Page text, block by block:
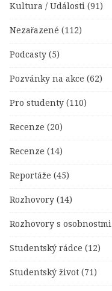
Kultura / Události (91)
Nezařazené (112)
Podcasty (5)
Pozvánky na akce (62)
Pro studenty (110)
Recenze (20)
Recenze (14)
Reportáže (45)
Rozhovory (14)
Rozhovory s osobnostmi
Studentský rádce (12)
Studentský život (71)